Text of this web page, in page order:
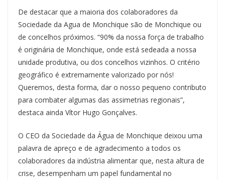
De destacar que a maioria dos colaboradores da
Sociedade da Agua de Monchique são de Monchique ou
de concelhos próximos. “90% da nossa força de trabalho
é originária de Monchique, onde está sedeada a nossa
unidade produtiva, ou dos concelhos vizinhos. O critério
geográfico é extremamente valorizado por nós!
Queremos, desta forma, dar o nosso pequeno contributo
para combater algumas das assimetrias regionais”,
destaca ainda Vítor Hugo Gonçalves.
O CEO da Sociedade da Água de Monchique deixou uma
palavra de apreço e de agradecimento a todos os
colaboradores da indústria alimentar que, nesta altura de
crise, desempenham um papel fundamental no